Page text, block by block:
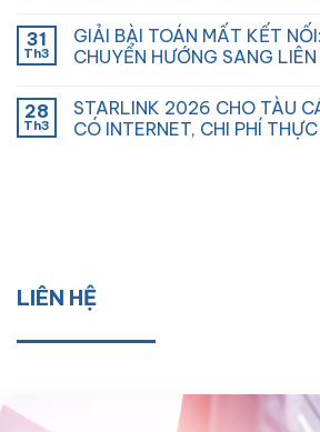
31
Th3
GIẢI BÀI TOÁN MẤT KẾT
CHUYỂN HƯỚNG SANG
28
Th3
STARLINK 2026 CHO TÀU
CÓ INTERNET, CHI PHÍ
LIÊN HỆ